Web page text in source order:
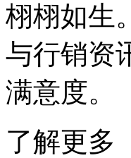
栩栩如生
与行销资
满意度。
了解更多